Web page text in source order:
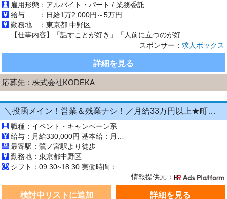
雇用形態： アルバイト・パート / 業務委託
給与 ： 日給1万2,000円～5万円
勤務地 ： 東京都 中野区
スポンサー： 求人ボックス
詳細を見る
応募先： 株式会社KODEKA
＼投函メイン！営業＆残業ナシ！／月給33万円以上★町歩きをしながら投函♪20～50代活躍中☆年間休日125日以上！[26750547]
職種：イベント・キャンペーン系
最寄駅：鷺ノ宮駅より徒歩
勤務地：東京都中野区
情報提供元：
検討中リストに追加 詳細を見る